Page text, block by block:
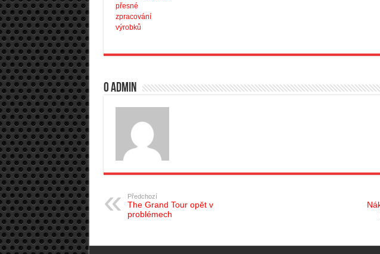
přesné
zpracování
výrobků
O admin
Předchozí
The Grand Tour opět v
problémech